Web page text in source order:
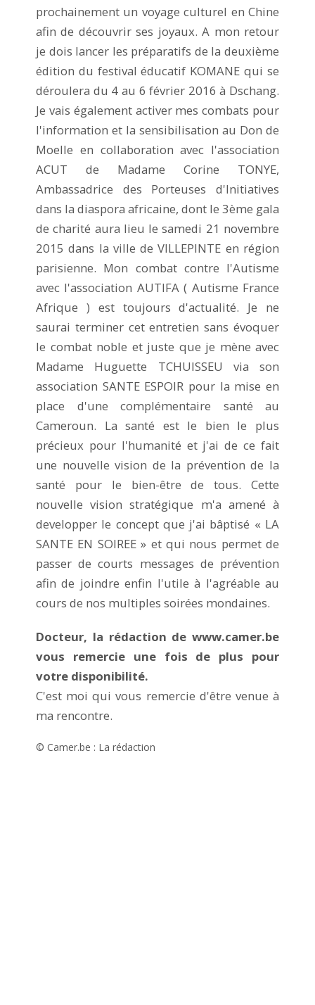
prochainement un voyage culturel en Chine
afin de découvrir ses joyaux. A mon retour
je dois lancer les préparatifs de la deuxième
édition du festival éducatif KOMANE qui se
déroulera du 4 au 6 février 2016 à Dschang.
Je vais également activer mes combats pour
l'information et la sensibilisation au Don de
Moelle en collaboration avec l'association
ACUT de Madame Corine TONYE,
Ambassadrice des Porteuses d'Initiatives
dans la diaspora africaine, dont le 3ème gala
de charité aura lieu le samedi 21 novembre
2015 dans la ville de VILLEPINTE en région
parisienne. Mon combat contre l'Autisme
avec l'association AUTIFA ( Autisme France
Afrique ) est toujours d'actualité. Je ne
saurai terminer cet entretien sans évoquer
le combat noble et juste que je mène avec
Madame Huguette TCHUISSEU via son
association SANTE ESPOIR pour la mise en
place d'une complémentaire santé au
Cameroun. La santé est le bien le plus
précieux pour l'humanité et j'ai de ce fait
une nouvelle vision de la prévention de la
santé pour le bien-être de tous. Cette
nouvelle vision stratégique m'a amené à
developper le concept que j'ai bâptisé « LA
SANTE EN SOIREE » et qui nous permet de
passer de courts messages de prévention
afin de joindre enfin l'utile à l'agréable au
cours de nos multiples soirées mondaines.
Docteur, la rédaction de www.camer.be
vous remercie une fois de plus pour
votre disponibilité.
C'est moi qui vous remercie d'être venue à
ma rencontre.
© Camer.be : La rédaction